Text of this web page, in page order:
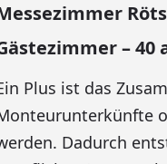
–
Plus ist das
Dadurch